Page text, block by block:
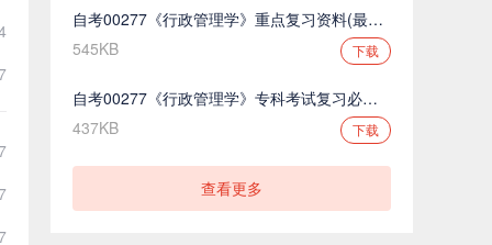
自考00277《行政管理学》重点复习资料(最新整理).pdf.pdf
545KB
下载
自考00277《行政管理学》专科考试复习必备.pdf.pdf
437KB
下载
查看更多